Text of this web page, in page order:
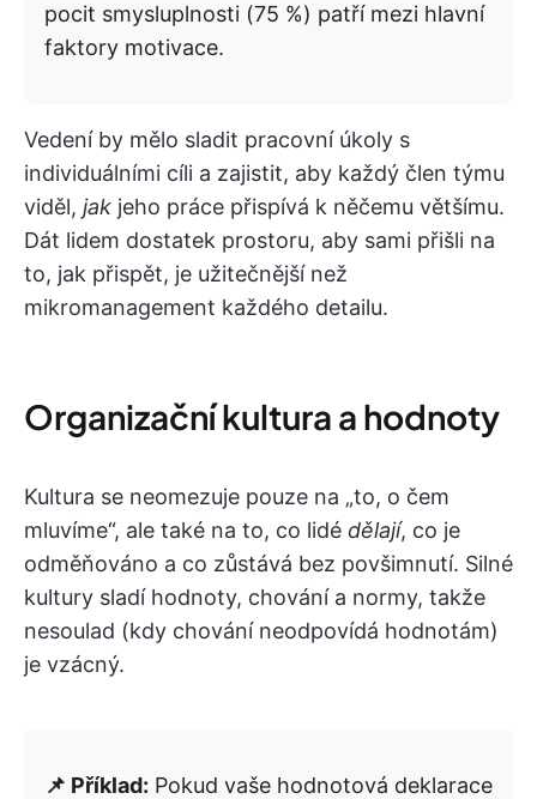
pocit smysluplnosti (75 %) patří mezi hlavní
faktory motivace.
Vedení by mělo sladit pracovní úkoly s
individuálními cíli a zajistit, aby každý člen týmu
viděl, jak jeho práce přispívá k něčemu většímu.
Dát lidem dostatek prostoru, aby sami přišli na
to, jak přispět, je užitečnější než
mikromanagement každého detailu.
Organizační kultura a hodnoty
Kultura se neomezuje pouze na „to, o čem
mluvíme“, ale také na to, co lidé dělají, co je
odměňováno a co zůstává bez povšimnutí. Silné
kultury sladí hodnoty, chování a normy, takže
nesoulad (kdy chování neodpovídá hodnotám)
je vzácný.
📌 Příklad: Pokud vaše hodnotová deklarace